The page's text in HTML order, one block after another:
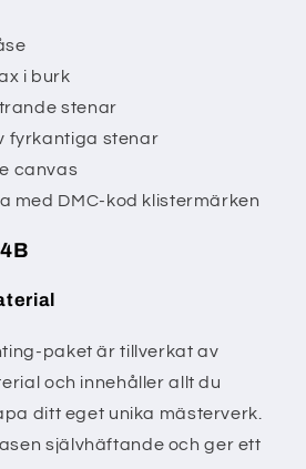
i burk
stenar
fyrkantiga stenar
canvas
med DMC-kod klistermärken
paket är tillverkat av
och innehåller allt du
ditt eget unika mästerverk.
självhäftande och ger ett